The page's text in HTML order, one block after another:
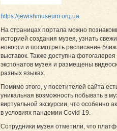
https://jewishmuseum.org.ua
На страницах портала можно
историей создания музея, узнать
новости и посмотреть расписание
выставок. Также доступна фотогалерея
экспонатов музея и размещены
разных языках.
Помимо этого, у посетителей сайта
уникальная возможность побывать в
виртуальной экскурсии, что особенно
в условиях пандемии Covid-19.
Сотрудники музея отметили, что